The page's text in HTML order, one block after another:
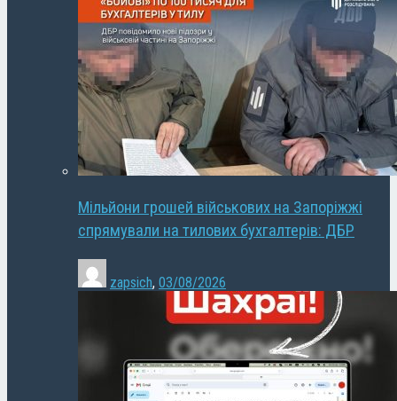
Мільйони грошей військових на Запоріжжі
спрямували на тилових бухгалтерів: ДБР
zapsich, 03/08/2026